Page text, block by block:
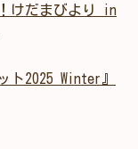
けだまびより in
ト2025 Winter』